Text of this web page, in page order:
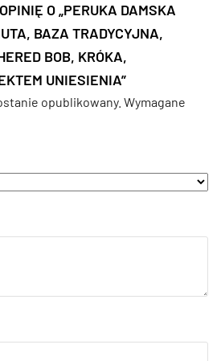
O „PERUKA DAMSKA
BAZA TRADYCYJNA,
BOB, KRÓKA,
UNIESIENIA”
opublikowany. Wymagane